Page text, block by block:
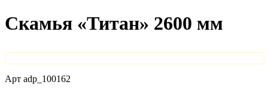
Скамья «Титан» 2600 мм
Арт adp_100162